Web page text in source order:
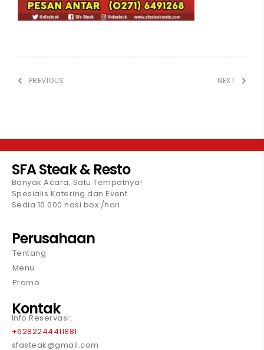
PREVIOUS NEXT
SFA Steak & Resto
Banyak Acara, Satu Tempatnya!
Spesialis Katering dan Event
Sedia 10.000 nasi box /hari
Perusahaan
Tentang
Menu
Promo
Kontak
Info Reservasi:
+6282244411881
sfasteak@gmail.com